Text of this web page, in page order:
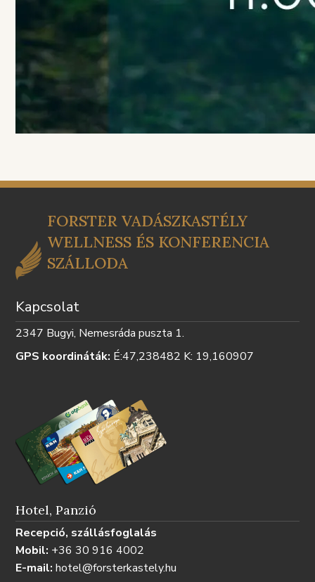
FORSTER VADÁSZKASTÉLY
WELLNESS ÉS KONFERENCIA
SZÁLLODA
Kapcsolat
2347 Bugyi, Nemesráda puszta 1.
GPS koordináták: É:47,238482 K: 19,160907
Hotel, Panzió
Recepció, szállásfoglalás
Mobil: +36 30 916 4002
E-mail: hotel@forsterkastely.hu